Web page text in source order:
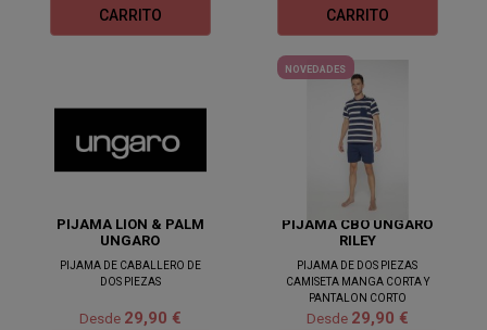
CARRITO
CARRITO
PIJAMA LION & PALM
UNGARO
PIJAMA DE CABALLERO DE
DOS PIEZAS
Desde 29,90 €
NOVEDADES
PIJAMA CBO UNGARO
RILEY
PIJAMA DE DOS PIEZAS
CAMISETA MANGA CORTA Y
PANTALON CORTO
Desde 29,90 €